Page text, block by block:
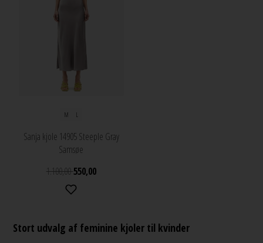
M L
Sanja kjole 14905 Steeple Gray
Samsøe
1.100,00550,00
Stort udvalg af feminine kjoler til kvinder